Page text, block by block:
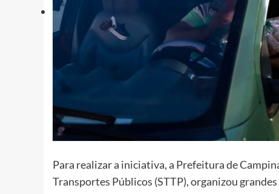
Para realizar a iniciativa, a Prefeitura de
Transportes Públicos (STTP), organizou